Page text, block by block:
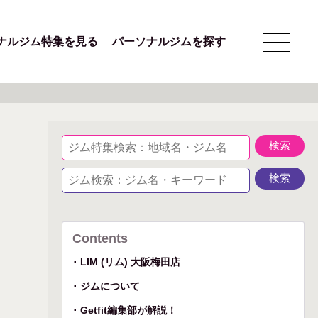
ルジム特集を見る パーソナルジムを探す
Contents
LIM (リム) 大阪梅田店
ジムについて
Getfit編集部が解説！